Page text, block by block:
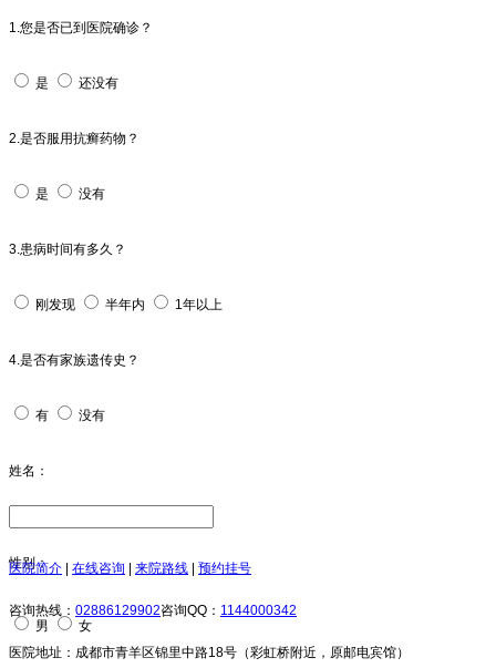
1.您是否已到医院确诊？
是 还没有
2.是否服用抗癣药物？
是 没有
3.患病时间有多久？
刚发现 半年内 1年以上
4.是否有家族遗传史？
有 没有
姓名：
性别：
男 女
医院简介 在线咨询 来院路线 预约挂号
咨询热线： 02886129902咨询QQ： 1144000342
医院地址：成都市青羊区锦里中路18号（彩虹桥附近，原邮电宾馆）